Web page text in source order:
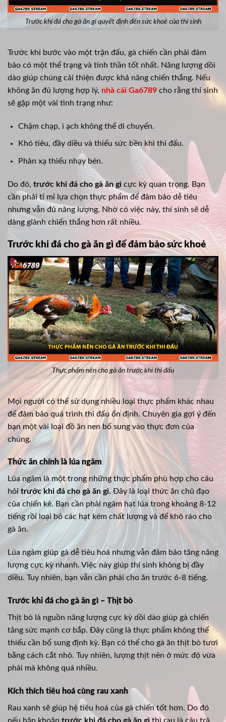
Trước khi đá cho gà ăn gì quyết định đến sức khoẻ của thí sinh
Trước khi bước vào một trận đấu, gà chiến cần phải đảm
bảo có một thể trạng và tinh thần tốt nhất. Năng lượng dồi
dào giúp chúng cải thiện được khả năng chiến thắng. Nếu
không ăn đủ lượng hợp lý, nhà cái Ga6789 cho rằng thí sinh
sẽ gặp một vài tình trạng như:
Chậm chạp, ì ạch không thể di chuyển.
Khó tiêu, đầy diều và thiếu sức bền khi thi đấu.
Phản xạ thiếu nhạy bén.
Do đó, trước khi đá cho gà ăn gì cực kỳ quan trọng. Bạn
cần phải tỉ mỉ lựa chọn thực phẩm để đảm bảo dễ tiêu
nhưng vẫn đủ năng lượng. Nhờ có việc này, thí sinh sẽ dễ
dàng giành chiến thắng hơn rất nhiều.
Trước khi đá cho gà ăn gì để đảm bảo sức khoẻ
Thực phẩm nên cho gà ăn trước khi thi đấu
Mọi người có thể sử dụng nhiều loại thực phẩm khác nhau
để đảm bảo quá trình thi đấu ổn định. Chuyên gia gợi ý đến
bạn một vài loại đồ ăn nen bổ sung vào thực đơn của
chúng.
Thức ăn chính là lúa ngâm
Lúa ngâm là một trong những thực phẩm phù hợp cho câu
hỏi trước khi đá cho gà ăn gì. Đây là loại thức ăn chủ đạo
của chiến kê. Bạn cần phải ngâm hạt lúa trong khoảng 8-12
tiếng rồi loại bỏ các hạt kém chất lượng và để khô ráo cho
gà ăn.
Lúa ngâm giúp gà dễ tiêu hoá nhưng vẫn đảm bảo tăng năng
lượng cực kỳ nhanh. Việc này giúp thí sinh không bị đầy
diều. Tuy nhiên, bạn vẫn cần phải cho ăn trước 6-8 tiếng.
Trước khi đá cho gà ăn gì – Thịt bò
Thịt bò là nguồn năng lượng cực kỳ dồi dào giúp gà chiến
tăng sức mạnh cơ bắp. Đây cũng là thực phẩm không thể
thiếu cần bổ sung định kỳ. Bạn có thể cho gà ăn thịt bò tươi
bằng cách cắt nhỏ. Tuy nhiên, lượng thịt nên ở mức độ vừa
phải mà không quá nhiều.
Kích thích tiêu hoá cùng rau xanh
Rau xanh sẽ giúp hệ tiêu hoá của gà chiến tốt hơn. Do đó
nếu băn khoăn trước khi đá cho gà ăn gìthì rau là câu trả